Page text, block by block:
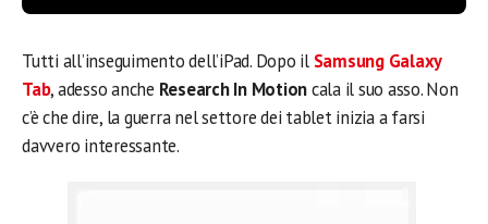
Tutti all’inseguimento dell’iPad. Dopo il Samsung Galaxy
Tab, adesso anche Research In Motioncala il suo asso. Non
c’è che dire, la guerra nel settore dei tablet inizia a farsi
davvero interessante.